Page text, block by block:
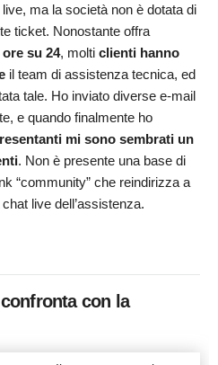
ma la società non è dotata di
ticket. Nonostante offra
su 24, molti clienti hanno
il team di assistenza tecnica, ed
tale. Ho inviato diverse e-mail
e quando finalmente ho
mi sono sembrati un
. Non è presente una base di
“community” che reindirizza a
live dell’assistenza.
con la